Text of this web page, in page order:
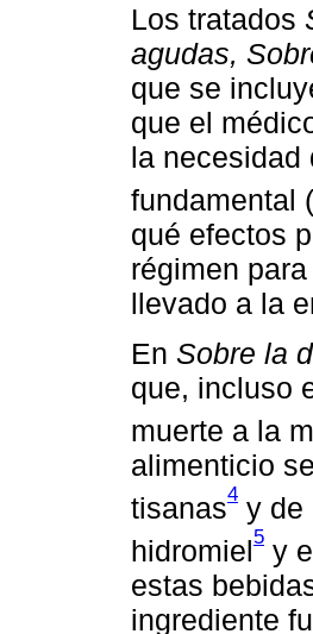
Los tratados
agudas,
que se
que el
la necesidad
fundamental
qué efectos
régimen
llevado a la
En Sobre la
que, incluso
muerte a la
alimenticio
tisanas4 y de
hidromiel5 y
estas
ingrediente